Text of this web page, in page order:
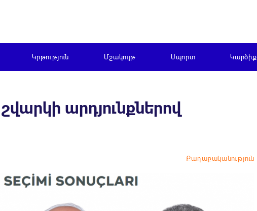
Կրթություն Մշակույթ Սպորտ Կարծիք
արդյունքներով
Քաղաքականություն